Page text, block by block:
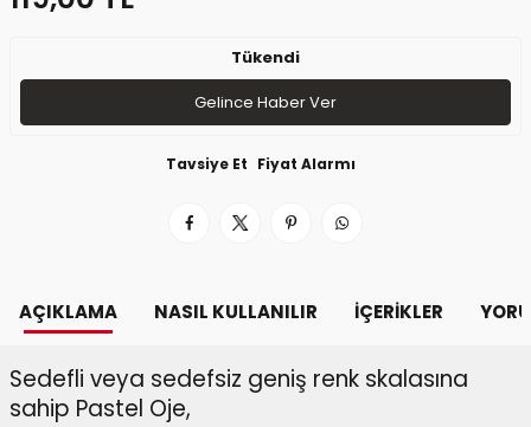
Tükendi
Gelince Haber Ver
Tavsiye Et Fiyat Alarmı
AÇIKLAMA NASIL KULLANILIR İÇERIKLER
Sedefli veya sedefsiz geniş renk skalasına
sahip Pastel Oje,